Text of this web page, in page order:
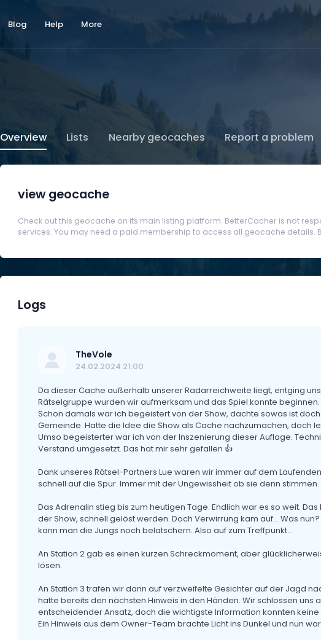
Blog Help More
Overview Lists Nearby geocaches Report a problem
view geocache
Check out this geocache on its main listing platform. BetterCacher is not
services. You may need a paid membership to access all geocache details.
Logs
TheVole
24.02.2024 21:00
Da dieser Cache außerhalb unserer Radarreichweite liegt, entging
Rätselgruppe wurden wir aufmerksam und das Spiel konnte beginnen.
Schon damals war ich begeistert von der Show, dachte sowas ist
Gemeinde. Hatte die Idee die Show als Cache nachzumachen, doch
Umso begeisterter war ich von der Inszenierung dieser Auflage.
Verstand umgesetzt. Das hat mir sehr gefallen 👍
Dank unseres Rätsel-Partners Lue waren wir immer auf dem
schnell auf die Spur. Immer mit der Ungewissheit ob sie denn stimmen.
Das Adrenalin stieg bis zum heutigen Tage. Endlich war es so weit.
der Show, schnell gelöst werden. Doch Verwirrung kam auf... Was
kann man die Jungs noch belatschern. Also auf zum Treffpunkt...
An Station 2 gab es einen kurzen Schreckmoment, aber
lösen.
An Station 3 trafen wir dann auf verzweifelte Gesichter auf der Jagd
hatte bereits den nächsten Hinweis in den Händen. Wir schlossen uns
entscheidender Ansatz, doch die wichtigste Information konnten
Ein Hinweis aus dem Owner-Team brachte Licht ins Dunkel und nun